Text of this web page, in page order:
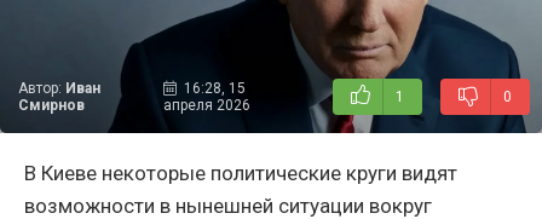
Автор: Иван
Смирнов
16:28, 15
апреля 2026
1 0
В Киеве некоторые политические круги видят
возможности в нынешней ситуации вокруг